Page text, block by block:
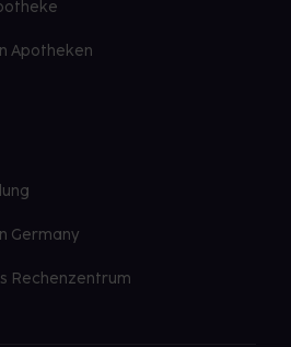
Apotheken
Germany
Rechenzentrum